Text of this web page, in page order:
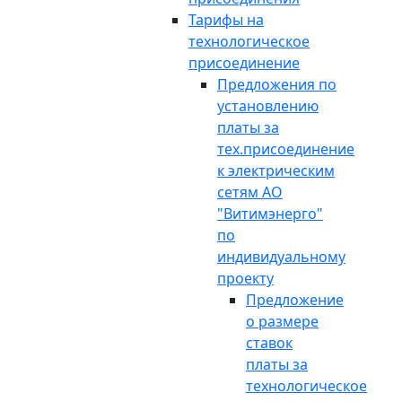
Тарифы на
технологическое
присоединение
Предложения по
установлению
платы за
тех.присоединение
к электрическим
сетям АО
"Витимэнерго"
по
индивидуальному
проекту
Предложение
о размере
ставок
платы за
технологическое